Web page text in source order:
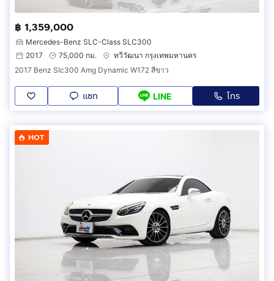
฿ 1,359,000
Mercedes-Benz SLC-Class SLC300
2017
75,000 กม.
ทวีวัฒนา กรุงเทพมหานคร
2017 Benz Slc300 Amg Dynamic W172 สีขาว
แชท LINE โทร
HOT